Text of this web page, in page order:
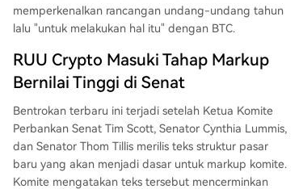
memperkenalkan rancangan undang-undang tahun
lalu "untuk melakukan hal itu" dengan BTC.
RUU Crypto Masuki Tahap Markup
Bernilai Tinggi di Senat
Bentrokan terbaru ini terjadi setelah Ketua Komite
Perbankan Senat Tim Scott, Senator Cynthia Lummis,
dan Senator Thom Tillis merilis teks struktur pasar
baru yang akan menjadi dasar untuk markup komite.
Komite mengatakan teks tersebut mencerminkan